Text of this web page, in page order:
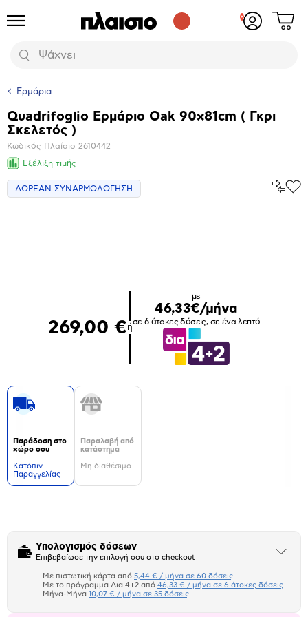
Προϊόντα
Αναζήτηση
Δες
Ερμάρια
Βασικά
χαρακτηριστικά
Quadrifoglio Ερμάριο Oak 90x81cm ( Γκρι
Σκελετός )
Κωδικός Πλαίσιο 2610442
Εξέλιξη τιμής
ΔΩΡΕΑΝ ΣΥΝΑΡΜΟΛΟΓΗΣΗ
269,00 €ή
με
46,33€/μήνα
σε 6 άτοκες δόσεις, σε ένα λεπτό
Παράδοση στο
χώρο σου
Kατόπιν
Παραγγελίας
Παραλαβή από
κατάστημα
Μη διαθέσιμο
Υπολογισμός δόσεων
Επιβεβαίωσε την επιλογή σου στο checkout
Άνοιξε
Πιστωτική κάρτα
Με πιστωτική κάρτα από 5,44 € / μήνα σε 60 δόσεις
Με το πρόγραμμα Δια 4+2 από 46,33 € / μήνα σε 6 άτοκες δόσεις
Μήνα-Μήνα 10,07 € / μήνα σε 35 δόσεις